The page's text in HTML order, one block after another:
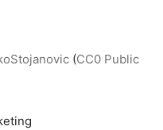
(CC0 Public